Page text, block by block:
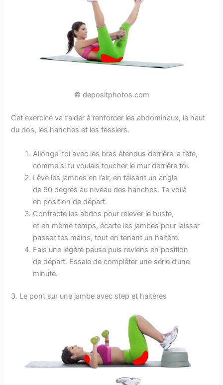
© depositphotos.com
Cet exercice va t’aider à renforcer les abdominaux, le haut
du dos, les hanches et les fessiers.
Allonge-toi avec les bras étendus derrière la tête,
comme si tu voulais toucher le mur derrière toi.
Lève les jambes en l’air, en faisant un angle
de 90 degrés au niveau des hanches. Te voilà
en position de départ.
Contracte les abdos pour relever le buste,
et en même temps, écarte les jambes pour laisser
passer tes mains, tout en tenant un haltère.
Fais une légère pause puis reviens en position
de départ. Essaie de compléter une série d’une
minute.
3. Le pont sur une jambe avec step et haltères